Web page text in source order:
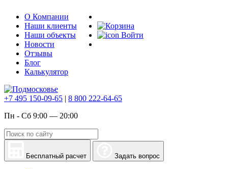
О Компании
Наши клиенты
Наши объекты
Новости
Отзывы
Блог
Калькулятор
Войти
+7 495 150-09-65 | 8 800 222-64-65
Пн - Сб 9:00 — 20:00
Бесплатный расчет Задать вопрос